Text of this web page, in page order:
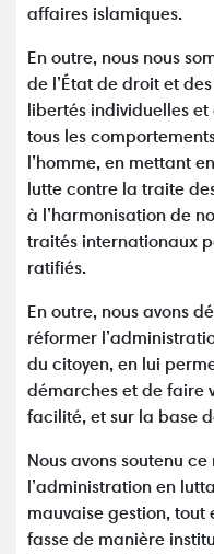
affaires islamiques.
En outre, nous nous
de l’État de droit et
libertés individuelles
tous les
l’homme, en mettant
lutte contre la traite
à l’harmonisation de
traités internationaux
ratifiés.
En outre, nous avons
réformer
du citoyen, en lui
démarches et de faire
facilité, et sur la base
Nous avons soutenu
l’administration en
mauvaise gestion, tout
fasse de manière